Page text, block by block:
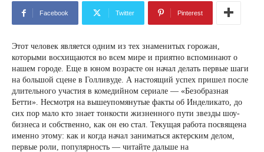
Facebook Twitter Pinterest
Этот человек является одним из тех знаменитых горожан,
которыми восхищаются во всем мире и приятно вспоминают о
нашем городе. Еще в юном возрасте он начал делать первые шаги
на большой сцене в Голливуде. А настоящий успех пришел после
длительного участия в комедийном сериале — «Безобразная
Бетти». Несмотря на вышеупомянутые факты об Инделикато, до
сих пор мало кто знает тонкости жизненного пути звезды шоу-
бизнеса и собственно, как он ею стал. Текущая работа посвящена
именно этому: как и когда начал заниматься актерским делом,
первые роли, популярность — читайте дальше на